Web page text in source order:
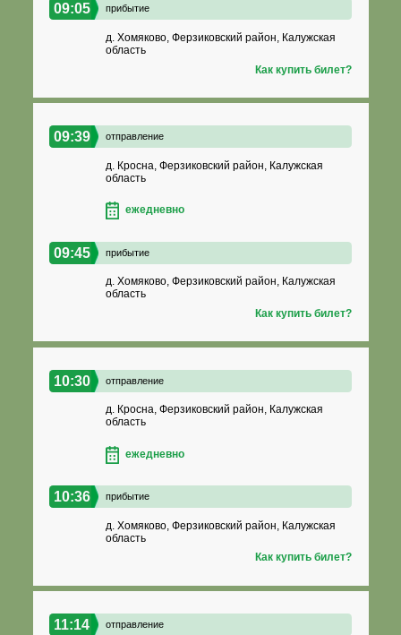
09:05 прибытие
д. Хомяково, Ферзиковский район, Калужская
область
Как купить билет?
09:39 отправление
д. Кросна, Ферзиковский район, Калужская
область
ежедневно
09:45 прибытие
д. Хомяково, Ферзиковский район, Калужская
область
Как купить билет?
10:30 отправление
д. Кросна, Ферзиковский район, Калужская
область
ежедневно
10:36 прибытие
д. Хомяково, Ферзиковский район, Калужская
область
Как купить билет?
11:14 отправление